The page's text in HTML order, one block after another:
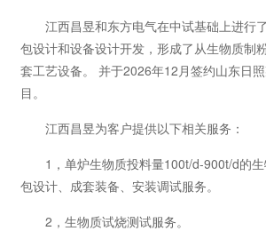
江西昌昱和东方电气在中试基础上进行
包设计和设备设计开发，形成了从生物质制
套工艺设备。 并于2026年12月签约山东日
目。
江西昌昱为客户提供以下相关服务：
1，单炉生物质投料量100t/d-900t/d的
包设计、成套装备、安装调试服务。
2，生物质试烧测试服务。